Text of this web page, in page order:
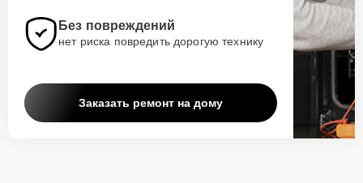
Без повреждений
нет риска повредить дорогую технику
Заказать ремонт на дому